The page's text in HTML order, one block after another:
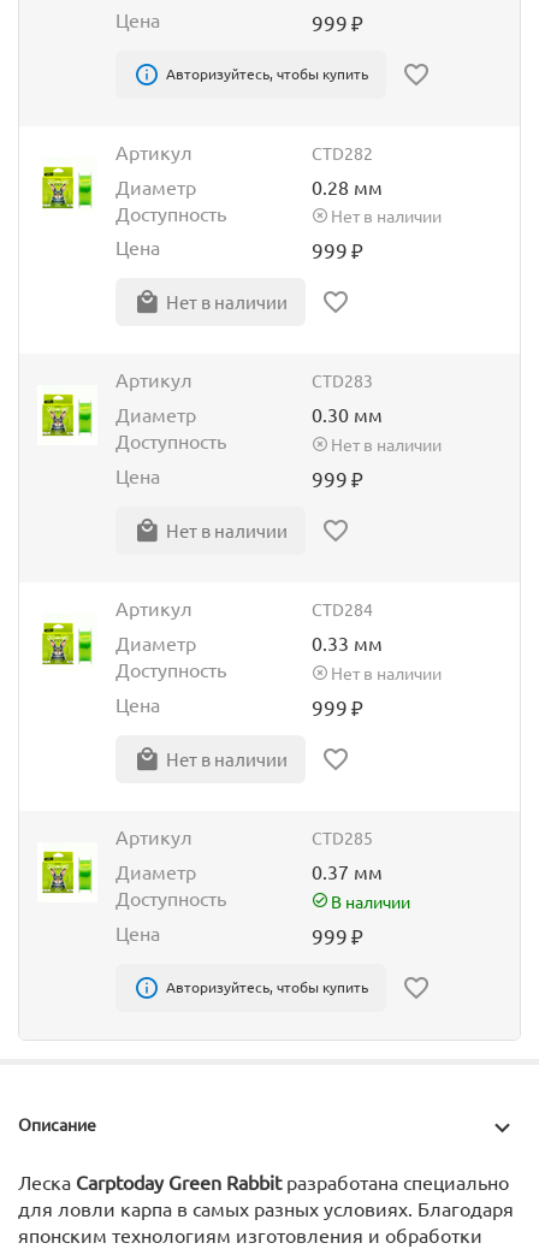
Цена 999₽
Авторизуйтесь, чтобы купить
Артикул CTD282
Диаметр
0.28 мм
Доступность
Нет в наличии
Цена 999₽
Нет в наличии
Артикул CTD283
Диаметр
0.30 мм
Доступность
Нет в наличии
Цена 999₽
Нет в наличии
Артикул CTD284
Диаметр
0.33 мм
Доступность
Нет в наличии
Цена 999₽
Нет в наличии
Артикул CTD285
Диаметр
0.37 мм
Доступность
В наличии
Цена 999₽
Авторизуйтесь, чтобы купить
Описание
Леска Carptoday Green Rabbitразработана специально
для ловли карпа в самых разных условиях. Благодаря
японским технологиям изготовления и обработки